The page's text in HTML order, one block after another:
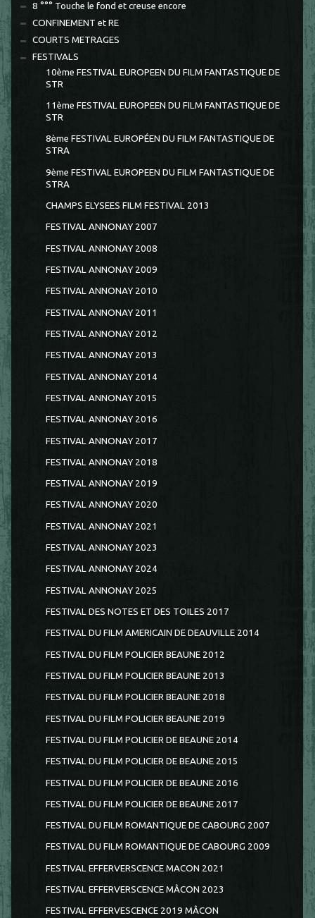
8 °°° Touche le fond et creuse encore
CONFINEMENT et RE
COURTS METRAGES
FESTIVALS
10ème FESTIVAL EUROPEEN DU FILM FANTASTIQUE DE
STR
11ème FESTIVAL EUROPEEN DU FILM FANTASTIQUE DE
STR
8ème FESTIVAL EUROPÉEN DU FILM FANTASTIQUE DE
STRA
9ème FESTIVAL EUROPEEN DU FILM FANTASTIQUE DE
STRA
CHAMPS ELYSEES FILM FESTIVAL 2013
FESTIVAL ANNONAY 2007
FESTIVAL ANNONAY 2008
FESTIVAL ANNONAY 2009
FESTIVAL ANNONAY 2010
FESTIVAL ANNONAY 2011
FESTIVAL ANNONAY 2012
FESTIVAL ANNONAY 2013
FESTIVAL ANNONAY 2014
FESTIVAL ANNONAY 2015
FESTIVAL ANNONAY 2016
FESTIVAL ANNONAY 2017
FESTIVAL ANNONAY 2018
FESTIVAL ANNONAY 2019
FESTIVAL ANNONAY 2020
FESTIVAL ANNONAY 2021
FESTIVAL ANNONAY 2023
FESTIVAL ANNONAY 2024
FESTIVAL ANNONAY 2025
FESTIVAL DES NOTES ET DES TOILES 2017
FESTIVAL DU FILM AMERICAIN DE DEAUVILLE 2014
FESTIVAL DU FILM POLICIER BEAUNE 2012
FESTIVAL DU FILM POLICIER BEAUNE 2013
FESTIVAL DU FILM POLICIER BEAUNE 2018
FESTIVAL DU FILM POLICIER BEAUNE 2019
FESTIVAL DU FILM POLICIER DE BEAUNE 2014
FESTIVAL DU FILM POLICIER DE BEAUNE 2015
FESTIVAL DU FILM POLICIER DE BEAUNE 2016
FESTIVAL DU FILM POLICIER DE BEAUNE 2017
FESTIVAL DU FILM ROMANTIQUE DE CABOURG 2007
FESTIVAL DU FILM ROMANTIQUE DE CABOURG 2009
FESTIVAL EFFERVERSCENCE MACON 2021
FESTIVAL EFFERVERSCENCE MÂCON 2023
FESTIVAL EFFERVESCENCE 2019 MÂCON